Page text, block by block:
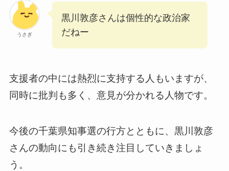
うさぎ
黒川敦彦さんは個性的な政治家
だねー
支援者の中には熱烈に支持する人もいますが、
同時に批判も多く、意見が分かれる人物です。
今後の千葉県知事選の行方とともに、黒川敦彦
さんの動向にも引き続き注目していきましょ
う。